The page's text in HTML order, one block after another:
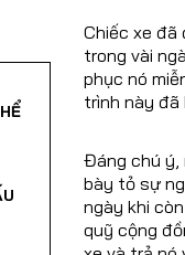
Chiếc xe
trong vài
phục nó
trình này đã
Đáng chú ý,
bày tỏ sự
ngày khi
quỹ cộng